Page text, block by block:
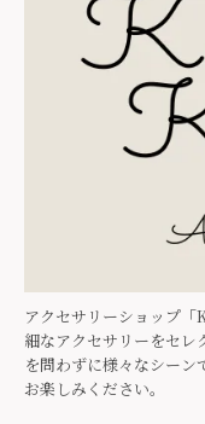
アクセサリーショップ
細なアクセサリーをセレ
を問わずに様々なシー
お楽しみください。